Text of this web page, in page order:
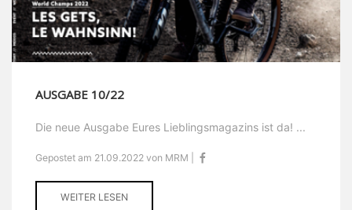
AUSGABE 10/22
Die neue Ausgabe Eures Lieblingsmagazins ist da! ...
Gepostet am 21.09.2022 von MRM |
WEITER LESEN